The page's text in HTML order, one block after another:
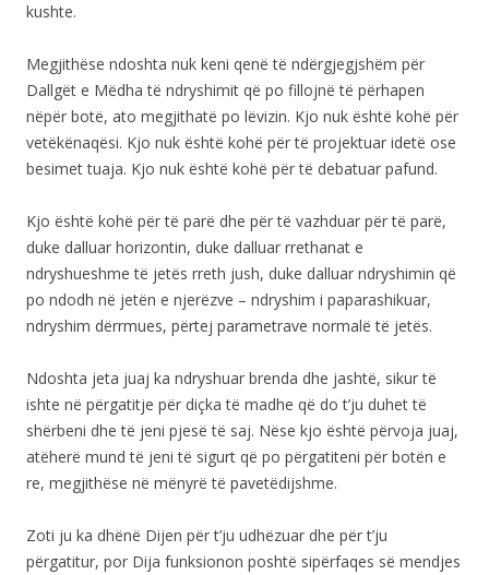
kushte.
Megjithëse ndoshta nuk keni qenë të ndërgjegjshëm për
Dallgët e Mëdha të ndryshimit që po fillojnë të përhapen
nëpër botë, ato megjithatë po lëvizin. Kjo nuk është kohë për
vetëkënaqësi. Kjo nuk është kohë për të projektuar idetë ose
besimet tuaja. Kjo nuk është kohë për të debatuar pafund.
Kjo është kohë për të parë dhe për të vazhduar për të parë,
duke dalluar horizontin, duke dalluar rrethanat e
ndryshueshme të jetës rreth jush, duke dalluar ndryshimin që
po ndodh në jetën e njerëzve – ndryshim i paparashikuar,
ndryshim dërrmues, përtej parametrave normalë të jetës.
Ndoshta jeta juaj ka ndryshuar brenda dhe jashtë, sikur të
ishte në përgatitje për diçka të madhe që do t’ju duhet të
shërbeni dhe të jeni pjesë të saj. Nëse kjo është përvoja juaj,
atëherë mund të jeni të sigurt që po përgatiteni për botën e
re, megjithëse në mënyrë të pavetëdijshme.
Zoti ju ka dhënë Dijen për t’ju udhëzuar dhe për t’ju
përgatitur, por Dija funksionon poshtë sipërfaqes së mendjes